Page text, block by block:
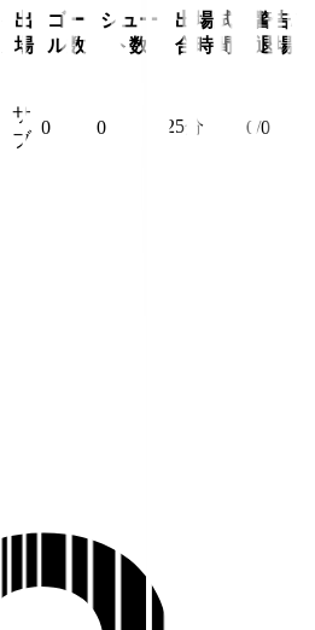
出
場
ゴー
ル数
シュー
ト数
出場試
合時間
警告/
退場
サ
ブ
0 0 25分 0/0